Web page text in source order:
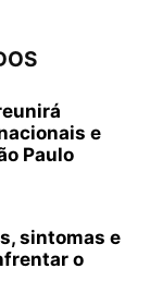
e
Paulo
sintomas e
o